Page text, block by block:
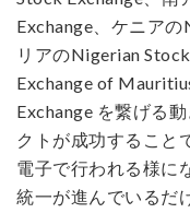
Exchange、ケニア
リアのNigerian
Exchange of
Exchange を繋げる
クトが成功すること
電子で行われる様に
統一が進んでいるだ